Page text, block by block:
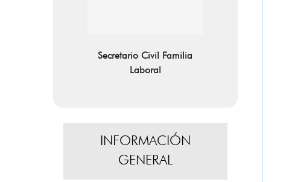
Secretario Civil Familia
Laboral
INFORMACIÓN
GENERAL